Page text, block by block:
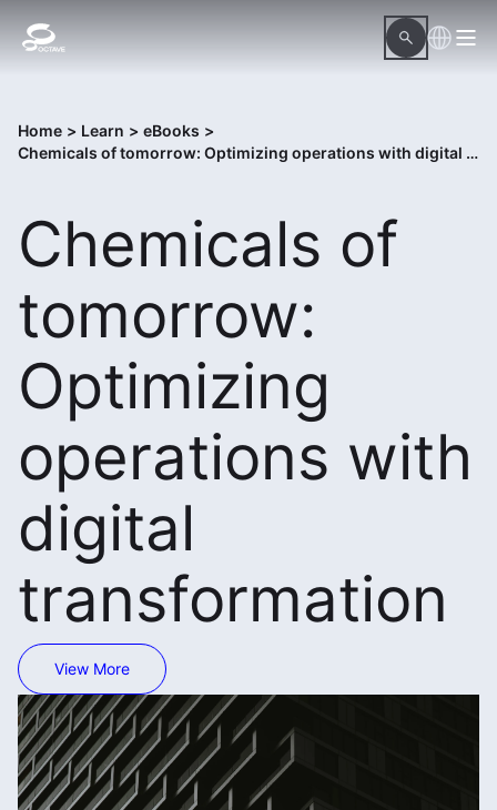
Home > Learn > eBooks >
Chemicals of tomorrow: Optimizing operations with digital transformation
Chemicals of
tomorrow:
Optimizing
operations with
digital
transformation
View More